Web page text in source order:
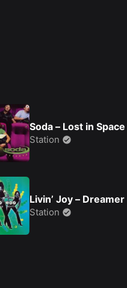
Soda – Lost in Space
Station
Livin’ Joy – Dreamer
Station